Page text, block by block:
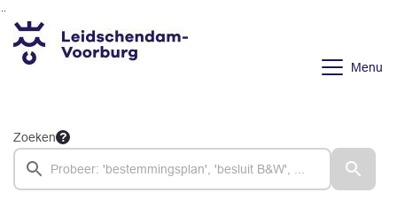
Ga naar de inhoud van deze pagina
Ga naar het zoeken
Ga naar het menu
Menu
Zoeken